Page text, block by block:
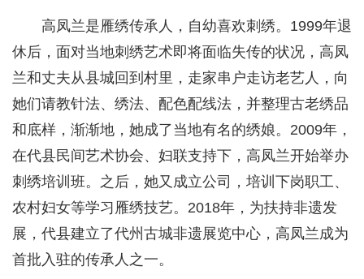
高凤兰是雁绣传承人，自幼喜欢刺绣。1999年退
休后，面对当地刺绣艺术即将面临失传的状况，高凤
兰和丈夫从县城回到村里，走家串户走访老艺人，向
她们请教针法、绣法、配色配线法，并整理古老绣品
和底样，渐渐地，她成了当地有名的绣娘。2009年，
在代县民间艺术协会、妇联支持下，高凤兰开始举办
刺绣培训班。之后，她又成立公司，培训下岗职工、
农村妇女等学习雁绣技艺。2018年，为扶持非遗发
展，代县建立了代州古城非遗展览中心，高凤兰成为
首批入驻的传承人之一。